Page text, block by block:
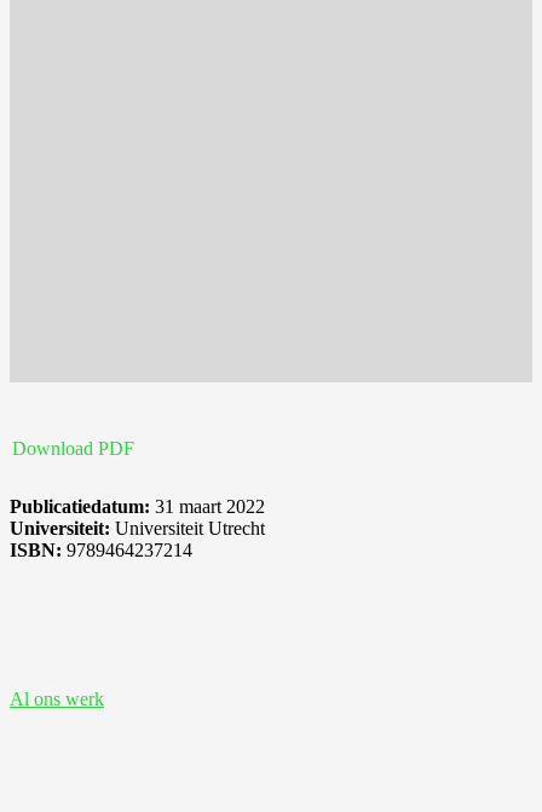
Download PDF
Publicatiedatum: 31 maart 2022
Universiteit: Universiteit Utrecht
ISBN: 9789464237214
Al ons werk